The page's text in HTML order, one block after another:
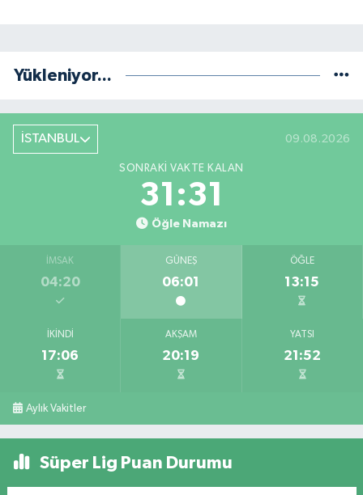
Yükleniyor...
İSTANBUL 09.08.2026
SONRAKI VAKTE KALAN
31:30
Öğle Namazı
İMSAK
04:20
GÜNEŞ
06:01
ÖĞLE
13:15
İKINDI
17:06
AKŞAM
20:19
YATSI
21:52
Aylık Vakitler
Süper Lig Puan Durumu